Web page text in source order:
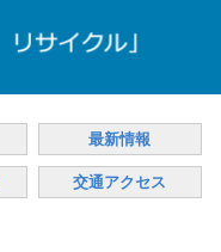
最新情報
交通アクセス